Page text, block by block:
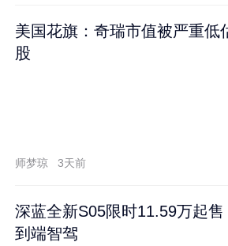
美国花旗：奇瑞市值被严重低
股
师梦琼 3天前
深蓝全新S05限时11.59万起
到端智驾